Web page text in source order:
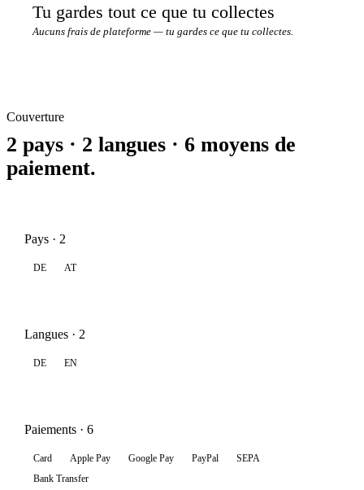
Tu gardes tout ce que tu collectes
Aucuns frais de plateforme — tu gardes ce que tu collectes.
Couverture
2 pays · 2 langues · 6 moyens de
paiement.
Pays · 2
DE AT
Langues · 2
DE EN
Paiements · 6
Card Apple Pay Google Pay PayPal
SEPA
Bank Transfer